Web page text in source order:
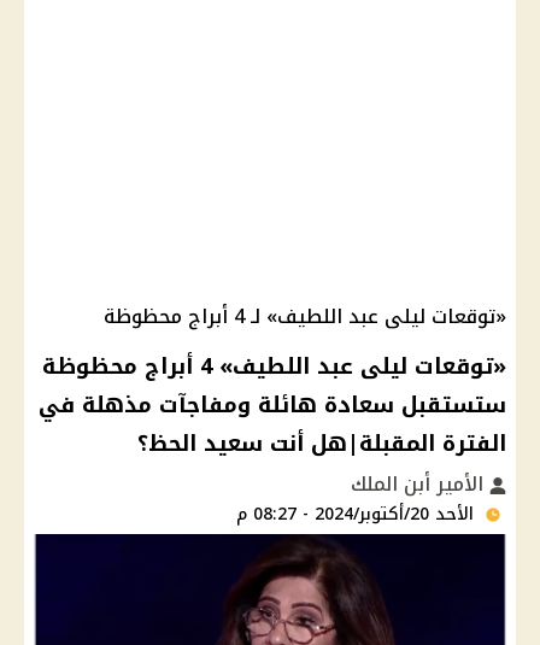
«توقعات ليلى عبد اللطيف» لـ 4 أبراج محظوظة
«توقعات ليلى عبد اللطيف» 4 أبراج محظوظة
ستستقبل سعادة هائلة ومفاجآت مذهلة في
الفترة المقبلة|هل أنت سعيد الحظ؟
الأمير أبن الملك
الأحد 20/أكتوبر/2024 - 08:27 م